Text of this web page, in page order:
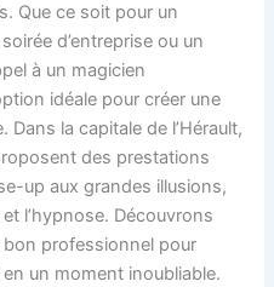
Que ce soit pour un
d’entreprise ou un
à un magicien
idéale pour créer une
la capitale de l’Hérault,
des prestations
up aux grandes illusions,
l’hypnose. Découvrons
professionnel pour
un moment inoubliable.